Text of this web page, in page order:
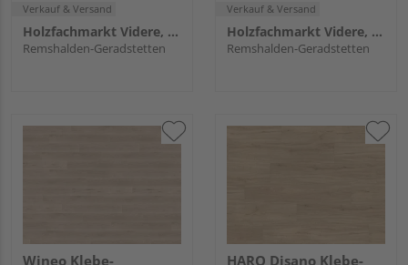
Verkauf & Versand
Holzfachmarkt Videre, Remshalden
Remshalden-Geradstetten
Verkauf & Versand
Holzfachmarkt Videre, Remshalden
Remshalden-Geradstetten
Wineo Klebe-
HARO Disano Klebe-